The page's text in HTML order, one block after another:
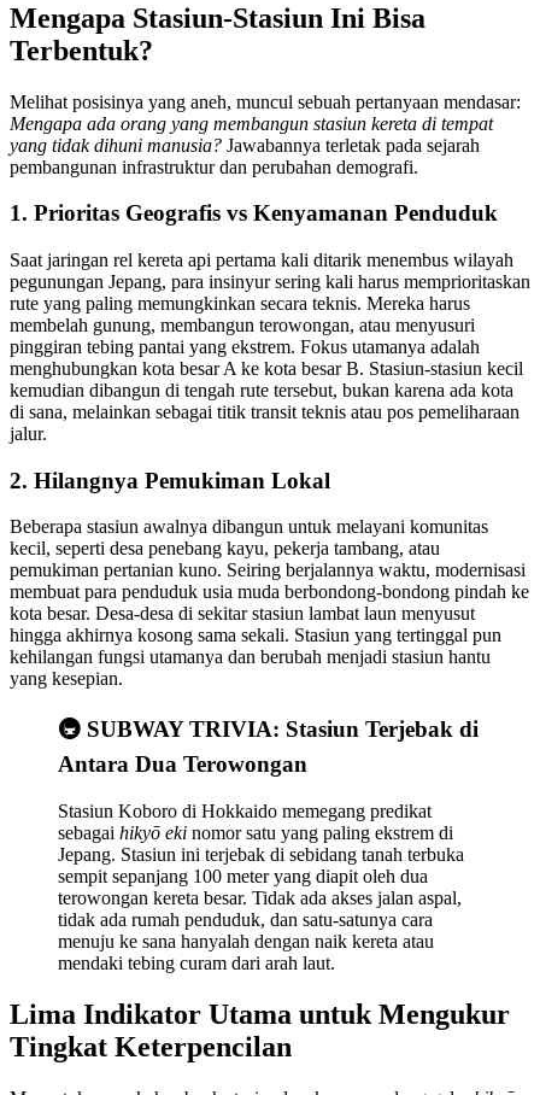
Mengapa Stasiun-Stasiun Ini Bisa
Terbentuk?
Melihat posisinya yang aneh, muncul sebuah pertanyaan mendasar:
Mengapa ada orang yang membangun stasiun kereta di tempat
yang tidak dihuni manusia? Jawabannya terletak pada sejarah
pembangunan infrastruktur dan perubahan demografi.
1. Prioritas Geografis vs Kenyamanan Penduduk
Saat jaringan rel kereta api pertama kali ditarik menembus wilayah
pegunungan Jepang, para insinyur sering kali harus memprioritaskan
rute yang paling memungkinkan secara teknis. Mereka harus
membelah gunung, membangun terowongan, atau menyusuri
pinggiran tebing pantai yang ekstrem. Fokus utamanya adalah
menghubungkan kota besar A ke kota besar B. Stasiun-stasiun kecil
kemudian dibangun di tengah rute tersebut, bukan karena ada kota
di sana, melainkan sebagai titik transit teknis atau pos pemeliharaan
jalur.
2. Hilangnya Pemukiman Lokal
Beberapa stasiun awalnya dibangun untuk melayani komunitas
kecil, seperti desa penebang kayu, pekerja tambang, atau
pemukiman pertanian kuno. Seiring berjalannya waktu, modernisasi
membuat para penduduk usia muda berbondong-bondong pindah ke
kota besar. Desa-desa di sekitar stasiun lambat laun menyusut
hingga akhirnya kosong sama sekali. Stasiun yang tertinggal pun
kehilangan fungsi utamanya dan berubah menjadi stasiun hantu
yang kesepian.
🚇 SUBWAY TRIVIA: Stasiun Terjebak di
Antara Dua Terowongan
Stasiun Koboro di Hokkaido memegang predikat
sebagai hikyō eki nomor satu yang paling ekstrem di
Jepang. Stasiun ini terjebak di sebidang tanah terbuka
sempit sepanjang 100 meter yang diapit oleh dua
terowongan kereta besar. Tidak ada akses jalan aspal,
tidak ada rumah penduduk, dan satu-satunya cara
menuju ke sana hanyalah dengan naik kereta atau
mendaki tebing curam dari arah laut.
Lima Indikator Utama untuk Mengukur
Tingkat Keterpencilan